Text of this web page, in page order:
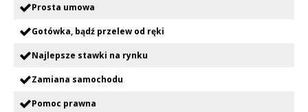
Prosta umowa
Gotówka, bądź przelew od ręki
Najlepsze stawki na rynku
Zamiana samochodu
Pomoc prawna